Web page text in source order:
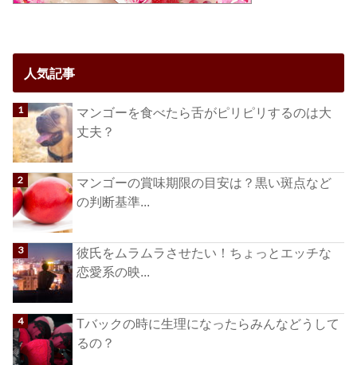
人気記事
マンゴーを食べたら舌がピリピリするのは大
丈夫？
マンゴーの賞味期限の目安は？黒い斑点など
の判断基準...
彼氏をムラムラさせたい！ちょっとエッチな
恋愛系の映...
Tバックの時に生理になったらみんなどうして
るの？